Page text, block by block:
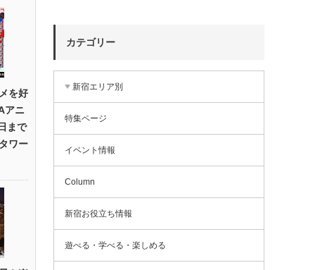
を好
アニ
まで
ワー
カテゴリー
新宿エリア別
特集ページ
イベント情報
Column
新宿お役立ち情報
遊べる・学べる・楽しめる